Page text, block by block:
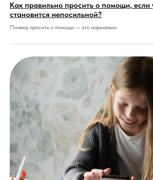
Как правильно просить о помощи, если
становится непосильной?
Почему просить о помощи — это нормально